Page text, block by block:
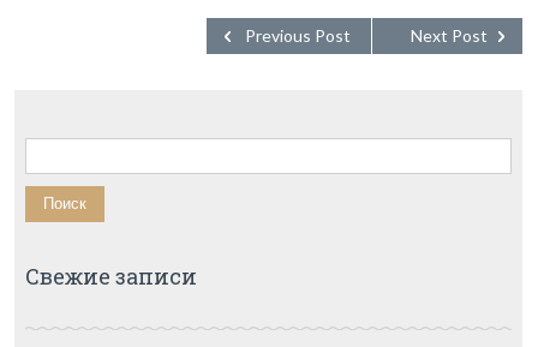
Next Post
Previous Post
Найти:
Свежие записи